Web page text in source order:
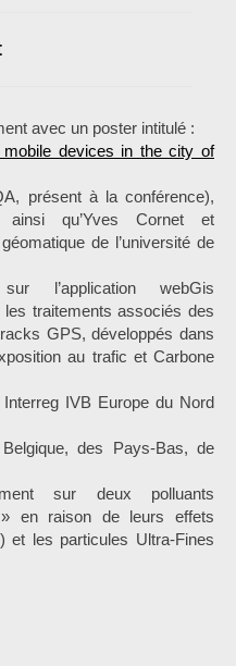
avec un poster intitulé :
devices in the city of
présent à la conférence),
ainsi qu’Yves Cornet et
de l’université de
l’application webGis
traitements associés des
GPS, développés dans
au trafic et Carbone
IVB Europe du Nord
des Pays-Bas, de
sur deux polluants
en raison de leurs effets
et les particules Ultra-Fines